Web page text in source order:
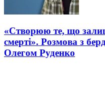
«Створюю те, що
смерті». Розмова з
Олегом Руденко